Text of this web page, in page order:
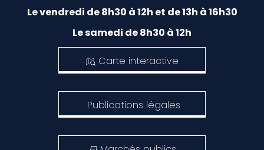
Le vendredi de 8h30 à 12h et de 13h à 16h30
Le samedi de 8h30 à 12h
Carte interactive
Publications légales